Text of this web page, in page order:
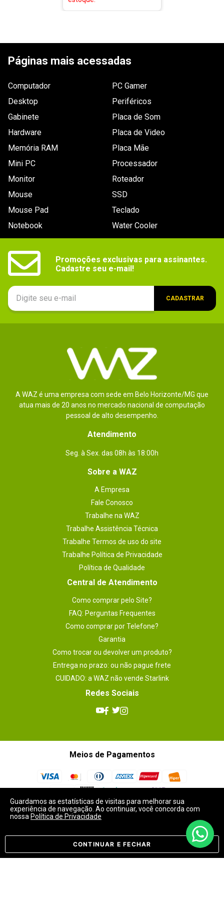
Páginas mais acessadas
Computador
Desktop
Gabinete
Hardware
Memória RAM
Mini PC
Monitor
Mouse
Mouse Pad
Notebook
PC Gamer
Periféricos
Placa de Som
Placa de Video
Placa Mãe
Processador
Roteador
SSD
Teclado
Water Cooler
Promoções exclusivas para assinantes.
Cadastre seu e-mail!
CADASTRAR
A WAZ é uma empresa com sede em Belo Horizonte/MG que
atua mais de 20 anos no mercado nacional de computação
pessoal de alto desempenho.
Atendimento
Seg. à Sex. das 08h às 18:00h
Sobre a WAZ
A Empresa
Fale Conosco
Trabalhe na WAZ
Trabalhe Assistência Técnica
Trabalhe Termos de uso do site
Trabalhe Política de Privacidade
Política de Qualidade
Central de Atendimento
Como comprar pelo Site?
FAQ: Perguntas Frequentes
Como comprar por Telefone?
Garantia
Como trocar ou devolver um produto?
Entrega no prazo: ou não pague frete
CUIDADO: a WAZ não vende Starlink
Redes Sociais
Meios de Pagamentos
Selos
Guardamos as estatísticas de visitas para melhorar sua
experiência de navegação. Ao continuar, você concorda com
nossa Política de Privacidade
CONTINUAR E FECHAR